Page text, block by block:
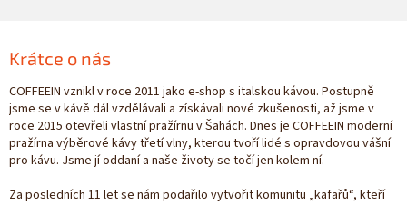
Krátce o nás
COFFEEIN vznikl v roce 2011 jako e-shop s italskou kávou. Postupně
jsme se v kávě dál vzdělávali a získávali nové zkušenosti, až jsme v
roce 2015 otevřeli vlastní pražírnu v Šahách. Dnes je COFFEEIN moderní
pražírna výběrové kávy třetí vlny, kterou tvoří lidé s opravdovou vášní
pro kávu. Jsme jí oddaní a naše životy se točí jen kolem ní.
Za posledních 11 let se nám podařilo vytvořit komunitu „kafařů“, kteří